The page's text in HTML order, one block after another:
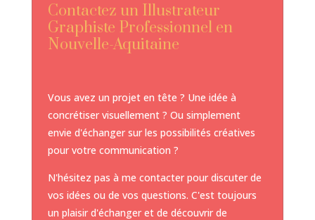
Contactez un Illustrateur
Graphiste Professionnel en
Nouvelle-Aquitaine
Vous avez un projet en tête ? Une idée à
concrétiser visuellement ? Ou simplement
envie d'échanger sur les possibilités créatives
pour votre communication ?
N'hésitez pas à me contacter pour discuter de
vos idées ou de vos questions. C'est toujours
un plaisir d'échanger et de découvrir de